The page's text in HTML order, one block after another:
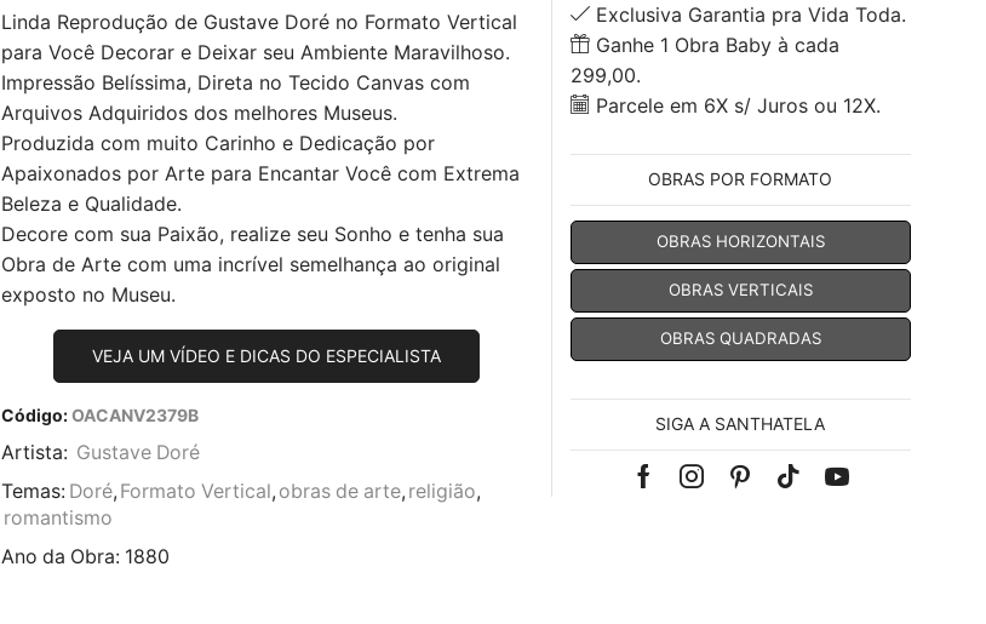
Linda Reprodução de Gustave Doré no Formato Vertical
para Você Decorar e Deixar seu Ambiente Maravilhoso.
Impressão Belíssima, Direta no Tecido Canvas com
Arquivos Adquiridos dos melhores Museus.
Produzida com muito Carinho e Dedicação por
Apaixonados por Arte para Encantar Você com Extrema
Beleza e Qualidade.
Decore com sua Paixão, realize seu Sonho e tenha sua
Obra de Arte com uma incrível semelhança ao original
exposto no Museu.
VEJA UM VÍDEO E DICAS DO ESPECIALISTA
Código:OACANV2379B
Artista: Gustave Doré
Temas: Doré, Formato Vertical, obras de arte, religião,
romantismo
Ano da Obra: 1880
Exclusiva Garantia pra Vida Toda.
Ganhe 1 Obra Baby à cada
299,00.
Parcele em 6X s/ Juros ou 12X.
OBRAS POR FORMATO
OBRAS HORIZONTAIS
OBRAS VERTICAIS
OBRAS QUADRADAS
SIGA A SANTHATELA
FacebookInstagramPinterest
Tik-Youtube